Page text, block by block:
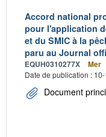
Accord national
pour l'application
et du SMIC à la
paru au Journal
EQUH0310277X Mer
Date de publication :
Document